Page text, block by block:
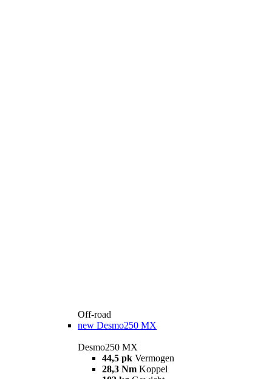
Off-road
new Desmo250 MX
Desmo250 MX
44,5 pk Vermogen
28,3 Nm Koppel